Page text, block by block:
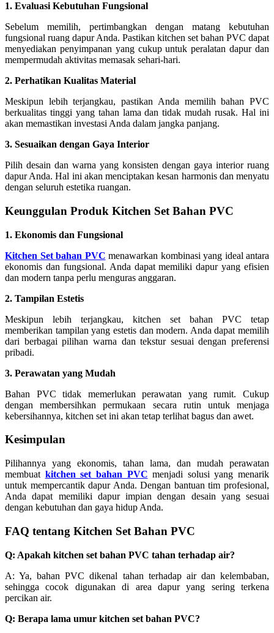
1. Evaluasi Kebutuhan Fungsional
Sebelum memilih, pertimbangkan dengan matang kebutuhan
fungsional ruang dapur Anda. Pastikan kitchen set bahan PVC dapat
menyediakan penyimpanan yang cukup untuk peralatan dapur dan
mempermudah aktivitas memasak sehari-hari.
2. Perhatikan Kualitas Material
Meskipun lebih terjangkau, pastikan Anda memilih bahan PVC
berkualitas tinggi yang tahan lama dan tidak mudah rusak. Hal ini
akan memastikan investasi Anda dalam jangka panjang.
3. Sesuaikan dengan Gaya Interior
Pilih desain dan warna yang konsisten dengan gaya interior ruang
dapur Anda. Hal ini akan menciptakan kesan harmonis dan menyatu
dengan seluruh estetika ruangan.
Keunggulan Produk Kitchen Set Bahan PVC
1. Ekonomis dan Fungsional
Kitchen Set bahan PVC menawarkan kombinasi yang ideal antara
ekonomis dan fungsional. Anda dapat memiliki dapur yang efisien
dan modern tanpa perlu menguras anggaran.
2. Tampilan Estetis
Meskipun lebih terjangkau, kitchen set bahan PVC tetap
memberikan tampilan yang estetis dan modern. Anda dapat memilih
dari berbagai pilihan warna dan tekstur sesuai dengan preferensi
pribadi.
3. Perawatan yang Mudah
Bahan PVC tidak memerlukan perawatan yang rumit. Cukup
dengan membersihkan permukaan secara rutin untuk menjaga
kebersihannya, kitchen set ini akan tetap terlihat bagus dan awet.
Kesimpulan
Pilihannya yang ekonomis, tahan lama, dan mudah perawatan
membuat kitchen set bahan PVC menjadi solusi yang menarik
untuk mempercantik dapur Anda. Dengan bantuan tim profesional,
Anda dapat memiliki dapur impian dengan desain yang sesuai
dengan kebutuhan dan gaya hidup Anda.
FAQ tentang Kitchen Set Bahan PVC
Q: Apakah kitchen set bahan PVC tahan terhadap air?
A: Ya, bahan PVC dikenal tahan terhadap air dan kelembaban,
sehingga cocok digunakan di area dapur yang sering terkena
percikan air.
Q: Berapa lama umur kitchen set bahan PVC?